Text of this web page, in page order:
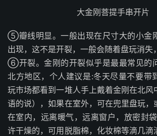
大金刚菩提手串开片
⑤瓣线明显。一般出现在尺寸大的小金
出现，这不是开裂，一般会随着盘玩消失
⑥开裂。金刚的开裂似乎是最最常见的
北方地区，个人建议是:冬天尽量不要带
玩市场都看到一堆人手上戴着金刚在北风
语的说），如果在室外，可在兜里盘玩，
在室内，远离暖气，远离窗户，放密封
许干燥的，可用脱脂棉，化妆棉等滴几滴